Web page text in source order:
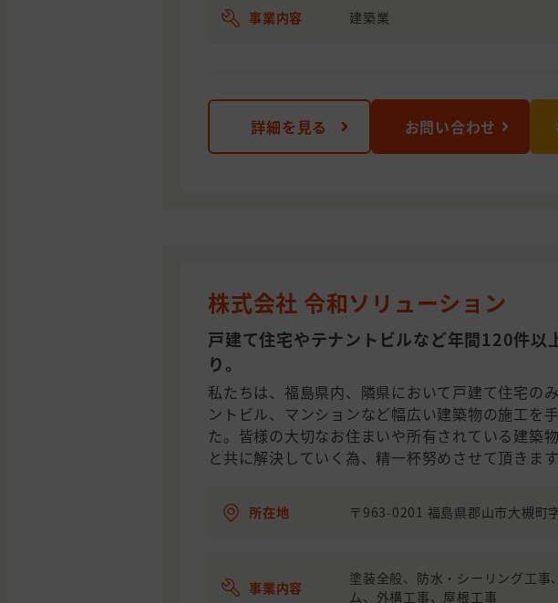
事業内容 建築業
詳細を見る お問い合わせ
株式会社 令和ソリューション
戸建て住宅やテナントビルなど年間120件以
り。
私たちは、福島県内、隣県において戸建て住宅の
ントビル、マンションなど幅広い建築物の施工を
た。皆様の大切なお住まいや所有されている建築
と共に解決していく為、精一杯努めさせて頂きます
所在地 〒963-0201 福島県郡山市大槻町
事業内容
塗装全般、防水・シーリング工事
ム、外構工事、屋根工事